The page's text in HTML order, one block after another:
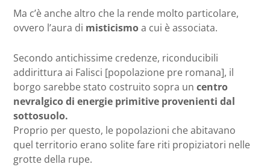
Ma c’è anche altro che la rende molto particolare,
ovvero l’aura di misticismoa cui è associata.
Secondo antichissime credenze, riconducibili
addirittura ai Falisci [popolazione pre romana], il
borgo sarebbe stato costruito sopra un centro
nevralgico di energie primitive provenienti dal
sottosuolo.
Proprio per questo, le popolazioni che abitavano
quel territorio erano solite fare riti propiziatori nelle
grotte della rupe.